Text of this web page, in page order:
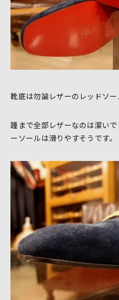
靴底は勿論レザーのレッドソ
踵まで全部レザーなのは潔い
ーソールは滑りやすそうです。